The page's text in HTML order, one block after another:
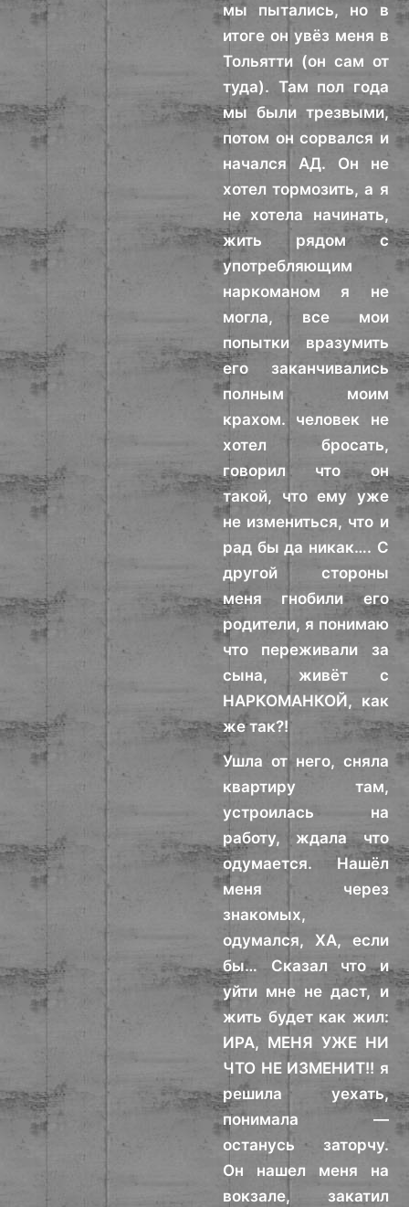
мы пытались, но в
итоге он увёз меня в
Тольятти (он сам от
туда). Там пол года
мы были трезвыми,
потом он сорвался и
начался АД. Он не
хотел тормозить, а я
не хотела начинать,
жить рядом с
употребляющим
наркоманом я не
могла, все мои
попытки вразумить
его заканчивались
полным моим
крахом. человек не
хотел бросать,
говорил что он
такой, что ему уже
не измениться, что и
рад бы да никак…. С
другой стороны
меня гнобили его
родители, я понимаю
что переживали за
сына, живёт с
НАРКОМАНКОЙ, как
же так?!
Ушла от него, сняла
квартиру там,
устроилась на
работу, ждала что
одумается. Нашёл
меня через
знакомых,
одумался, ХА, если
бы… Сказал что и
уйти мне не даст, и
жить будет как жил:
ИРА, МЕНЯ УЖЕ НИ
ЧТО НЕ ИЗМЕНИТ!! я
решила уехать,
понимала —
останусь заторчу.
Он нашел меня на
вокзале, закатил